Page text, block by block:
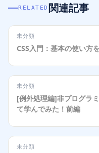
RELATED 関連記事
未分類
CSS入門：基本の使い方
未分類
[例外処理編]非プログラ
て学んでみた！前編
未分類